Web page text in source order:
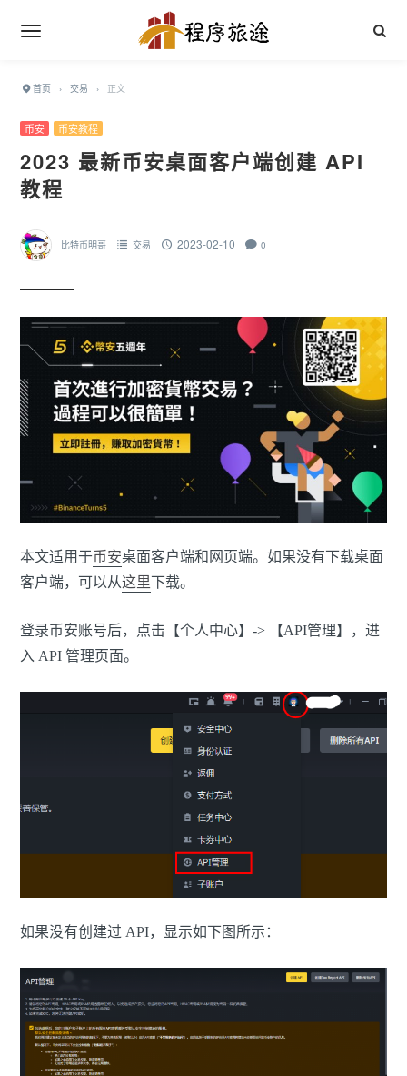
首页 › 交易 › 正文
币安 币安教程
2023 最新币安桌面客户端创建 API
教程
比特币明哥 交易 2023-02-10 0
本文适用于币安桌面客户端和网页端。如果没有下载桌面
客户端，可以从这里下载。
登录币安账号后，点击【个人中心】-> 【API管理】，进
入 API 管理页面。
如果没有创建过 API，显示如下图所示：